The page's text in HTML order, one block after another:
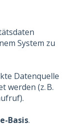
System zu
Datenquelle
werden (z. B.
Basis.